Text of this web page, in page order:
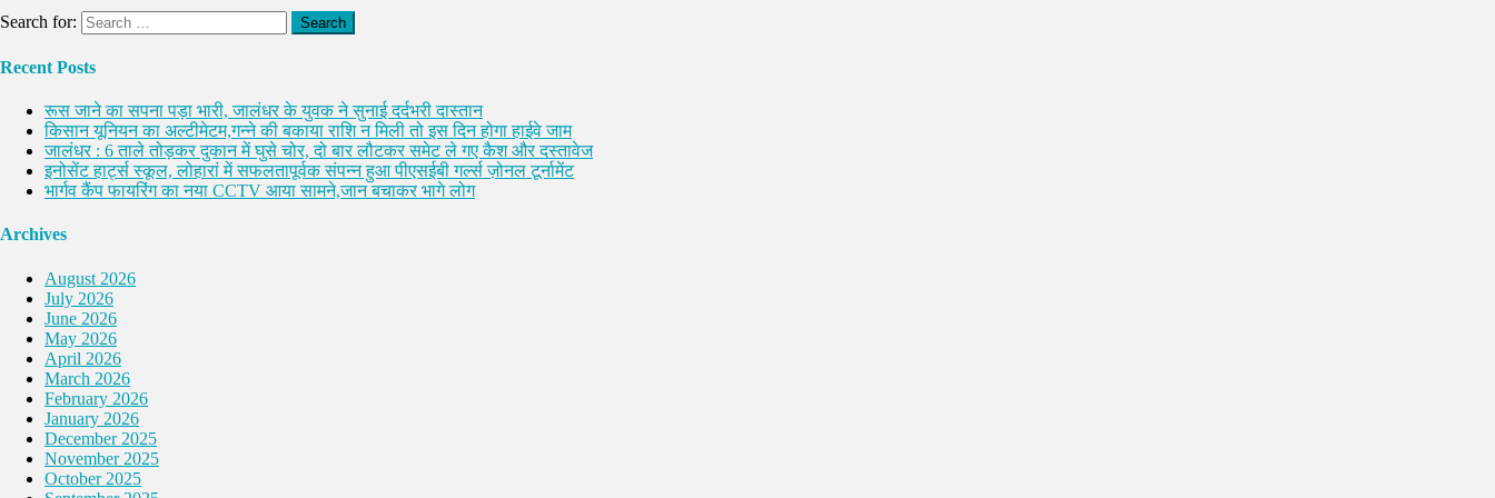
Search for:
Recent Posts
रूस जाने का सपना पड़ा भारी, जालंधर के युवक ने सुनाई दर्दभरी दास्तान
किसान यूनियन का अल्टीमेटम,गन्ने की बकाया राशि न मिली तो इस दिन होगा हाईवे जाम
जालंधर : 6 ताले तोड़कर दुकान में घुसे चोर, दो बार लौटकर समेट ले गए कैश और दस्तावेज
इनोसेंट हार्ट्स स्कूल, लोहारां में सफलतापूर्वक संपन्न हुआ पीएसईबी गर्ल्स ज़ोनल टूर्नामेंट
भार्गव कैंप फायरिंग का नया CCTV आया सामने,जान बचाकर भागे लोग
Archives
August 2026
July 2026
June 2026
May 2026
April 2026
March 2026
February 2026
January 2026
December 2025
November 2025
October 2025